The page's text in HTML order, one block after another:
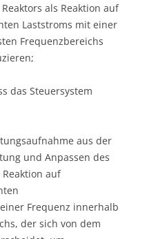
als Reaktion auf
Laststroms mit einer
Frequenzbereichs
das Steuersystem
aus der
und Anpassen des
auf
Frequenz innerhalb
der sich von dem